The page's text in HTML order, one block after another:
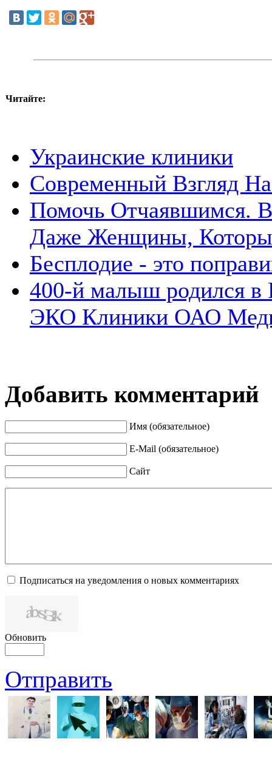
Читайте:
Украинские клиники
Современный Взгляд
Помочь Отчаявшимся.
Даже Женщины,
Бесплодие - это
400-й малыш родился в
ЭКО Клиники ОАО
Добавить комментарий
Имя (обязательное)
E-Mail (обязательное)
Сайт
Подписаться на уведомления о новых комментариях
Обновить
Отправить